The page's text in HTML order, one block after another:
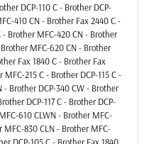
DCP-110 C - Brother DCP-
410 CN - Brother Fax 2440 C -
Brother MFC-420 CN - Brother
MFC-620 CN - Brother
Fax 1840 C - Brother Fax
215 C - Brother DCP-115 C -
- Brother DCP-340 CW - Brother
DCP-117 C - Brother DCP-
610 CLWN - Brother MFC-
MFC-830 CLN - Brother MFC-